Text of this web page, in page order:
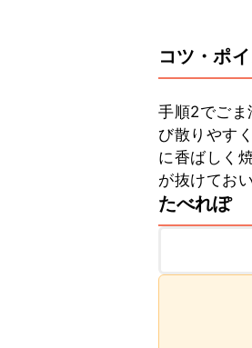
コツ・ポ
手順2でごま
び散りやす
に香ばしく
が抜けてお
たべれぽ